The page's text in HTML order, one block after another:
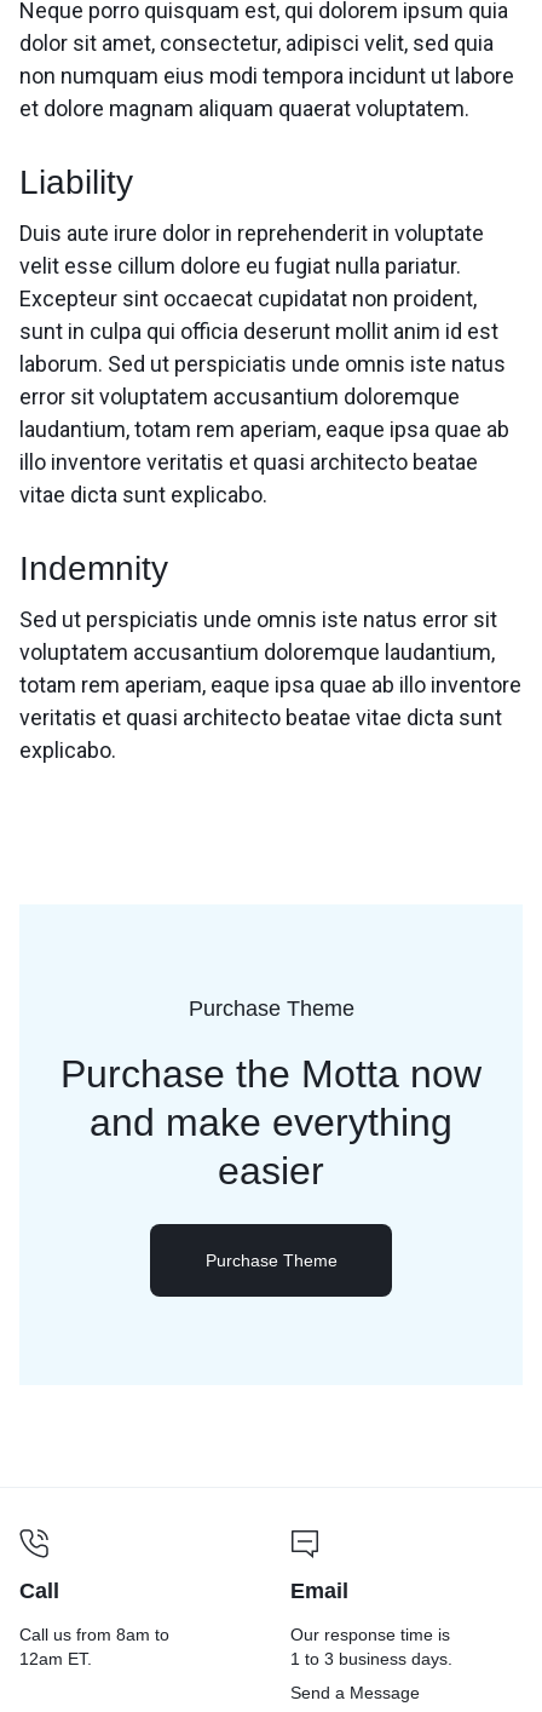
Neque porro quisquam est, qui dolorem ipsum quia
dolor sit amet, consectetur, adipisci velit, sed quia
non numquam eius modi tempora incidunt ut labore
et dolore magnam aliquam quaerat voluptatem.
Liability
Duis aute irure dolor in reprehenderit in voluptate
velit esse cillum dolore eu fugiat nulla pariatur.
Excepteur sint occaecat cupidatat non proident,
sunt in culpa qui officia deserunt mollit anim id est
laborum. Sed ut perspiciatis unde omnis iste natus
error sit voluptatem accusantium doloremque
laudantium, totam rem aperiam, eaque ipsa quae ab
illo inventore veritatis et quasi architecto beatae
vitae dicta sunt explicabo.
Indemnity
Sed ut perspiciatis unde omnis iste natus error sit
voluptatem accusantium doloremque laudantium,
totam rem aperiam, eaque ipsa quae ab illo inventore
veritatis et quasi architecto beatae vitae dicta sunt
explicabo.
Purchase Theme
Purchase the Motta now
and make everything
easier
Purchase Theme
Call
Call us from 8am to
12am ET.
Email
Our response time is
1 to 3 business days.
Send a Message